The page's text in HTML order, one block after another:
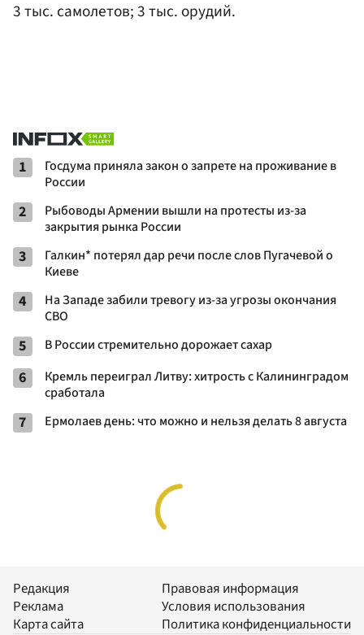
3 тыс. самолетов; 3 тыс. орудий.
1
Госдума приняла закон о запрете на проживание в
России
2
Рыбоводы Армении вышли на протесты из-за
закрытия рынка России
3
Галкин* потерял дар речи после слов Пугачевой о
Киеве
4
На Западе забили тревогу из-за угрозы окончания
СВО
5 В России стремительно дорожает сахар
6
Кремль переиграл Литву: хитрость с Калининградом
сработала
7 Ермолаев день: что можно и нельзя делать 8 августа
Редакция
Реклама
Карта сайта
Правовая информация
Условия использования
Политика конфиденциальности